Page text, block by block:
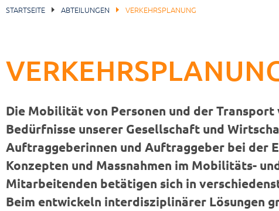
STARTSEITE ABTEILUNGEN VERKEHRSPLANUNG
Die Mobilität von Personen und der
Bedürfnisse unserer Gesellschaft und
Auftraggeberinnen und Auftraggeber bei der
Konzepten und Massnahmen im Mobilitäts-
Mitarbeitenden betätigen sich in
Beim entwickeln interdisziplinärer Lösungen